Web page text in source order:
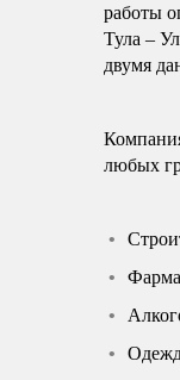
работы
Тула –
двумя
любых